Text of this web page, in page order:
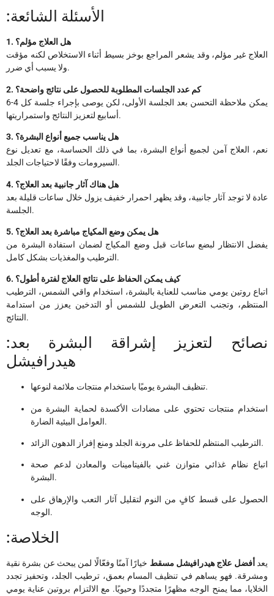
:الأسئلة الشائعة
1. هل العلاج مؤلم؟
العلاج غير مؤلم، وقد يشعر المراجع بوخز بسيط أثناء الاستخلاص لكنه مؤقت
ولا يسبب أي ضرر.
2. كم عدد الجلسات المطلوبة للحصول على نتائج واضحة؟
يمكن ملاحظة التحسن بعد الجلسة الأولى، لكن يوصى بإجراء جلسة كل 4-6
أسابيع لتعزيز النتائج واستمراريتها.
3. هل يناسب جميع أنواع البشرة؟
نعم، العلاج آمن لجميع أنواع البشرة، بما في ذلك الحساسة، مع تعديل نوع
السيرومات وفقًا لاحتياجات الجلد.
4. هل هناك آثار جانبية بعد العلاج؟
عادة لا توجد آثار جانبية، وقد يظهر احمرار خفيف يزول خلال ساعات قليلة بعد
الجلسة.
5. هل يمكن وضع المكياج مباشرة بعد العلاج؟
يفضل الانتظار لبضع ساعات قبل وضع المكياج لضمان استفادة البشرة من
الترطيب والمغذيات بشكل كامل.
6. كيف يمكن الحفاظ على نتائج العلاج لفترة أطول؟
اتباع روتين يومي مناسب للعناية بالبشرة، استخدام واقي الشمس، الترطيب
المنتظم، وتجنب التعرض الطويل للشمس أو التدخين يعزز من استدامة
النتائج.
:نصائح لتعزيز إشراقة البشرة بعد
هيدرافيشل
تنظيف البشرة يوميًا باستخدام منتجات ملائمة لنوعها.
استخدام منتجات تحتوي على مضادات الأكسدة لحماية البشرة من
العوامل البيئية الضارة.
الترطيب المنتظم للحفاظ على مرونة الجلد ومنع إفراز الدهون الزائد.
اتباع نظام غذائي متوازن غني بالفيتامينات والمعادن لدعم صحة
البشرة.
الحصول على قسط كافٍ من النوم لتقليل آثار التعب والإرهاق على
الوجه.
:الخلاصة
يعد أفضل علاج هيدرافيشل مسقط خيارًا آمنًا وفعّالًا لمن يبحث عن بشرة نقية
ومشرقة. فهو يساهم في تنظيف المسام بعمق، ترطيب الجلد، وتحفيز تجدد
الخلايا، مما يمنح الوجه مظهرًا متجددًا وحيويًا. مع الالتزام بروتين عناية يومي